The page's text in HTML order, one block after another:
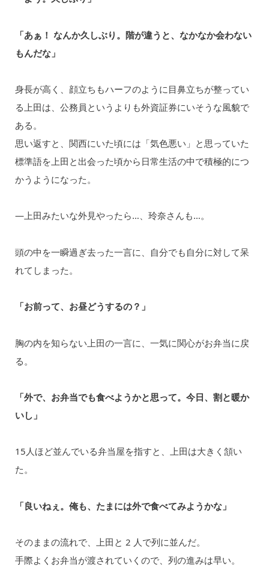
「あぁ！ なんか久しぶり。階が違うと、なかなか会わない
もんだな」
⾝長が⾼く、顔立ちもハーフのように⽬鼻立ちが整ってい
る上田は、公務員というよりも外資証券にいそうな風貌で
ある。
思い返すと、関西にいた頃には「気色悪い」と思っていた
標準語を上田と出会った頃から⽇常生活の中で積極的につ
かうようになった。
—上⽥みたいな外⾒やったら…、玲奈さんも…。
頭の中を一瞬過ぎ去った一言に、⾃分でも⾃分に対して呆
れてしまった。
「お前って、お昼どうするの？」
胸の内を知らない上田の⼀言に、⼀気に関心がお弁当に戻
る。
「外で、お弁当でも⾷べようかと思って。今⽇、割と暖か
いし」
15人ほど並んでいる弁当屋を指すと、上田は⼤きく頷い
た。
「良いねぇ。俺も、たまには外で⾷べてみようかな」
そのままの流れで、上⽥と 2 ⼈で列に並んだ。
⼿際よくお弁当が渡されていくので、列の進みは早い。